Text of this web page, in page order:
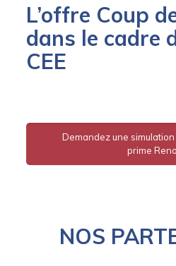
L’offre Coup
dans le cadre
CEE
Demandez une
prime
NOS